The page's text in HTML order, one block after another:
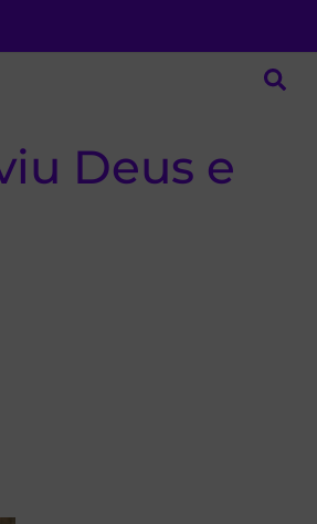
Deus e